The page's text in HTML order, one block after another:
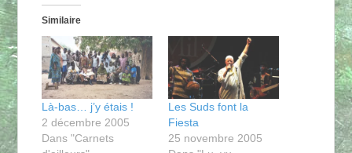
Similaire
Là-bas… j’y étais !
2 décembre 2005
Dans "Carnets
Les Suds font la
Fiesta
25 novembre 2005